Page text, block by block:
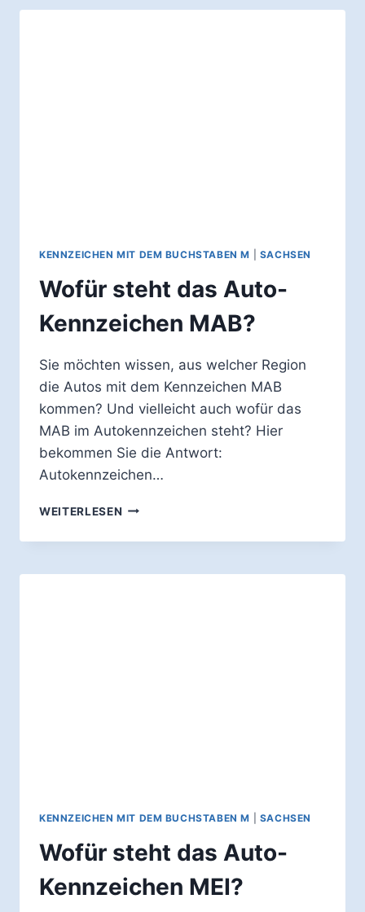
KENNZEICHEN
KENNZEICHEN MIT DEM BUCHSTABEN M SACHSEN
Wofür steht das Auto-
Kennzeichen MAB?
Sie möchten wissen, aus welcher Region
die Autos mit dem Kennzeichen MAB
kommen? Und vielleicht auch wofür das
MAB im Autokennzeichen steht? Hier
bekommen Sie die Antwort:
Autokennzeichen…
WEITERLESEN WOFÜR
DAS
KENNZEICHEN
KENNZEICHEN MIT DEM BUCHSTABEN M SACHSEN
Wofür steht das Auto-
Kennzeichen MEI?